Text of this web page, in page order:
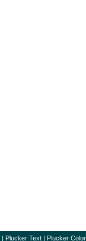
| Plucker Text | Plucker Color